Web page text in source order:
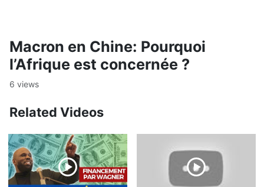
Macron en Chine: Pourquoi
l’Afrique est concernée ?
6 views
Related Videos